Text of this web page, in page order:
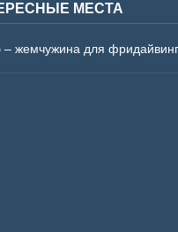
МЕСТА
– жемчужина для